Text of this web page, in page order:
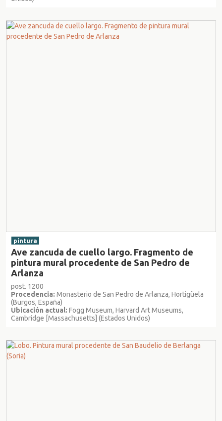
pintura
Ave zancuda de cuello largo. Fragmento de
pintura mural procedente de San Pedro de
Arlanza
post. 1200
Procedencia: Monasterio de San Pedro de Arlanza, Hortigüela
(Burgos, España)
Ubicación actual: Fogg Museum, Harvard Art Museums,
Cambridge [Massachusetts] (Estados Unidos)